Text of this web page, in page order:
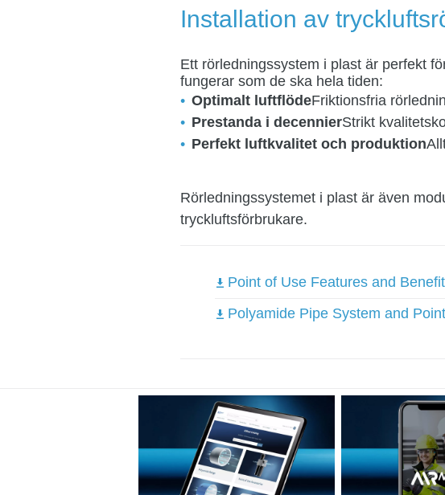
Installation av
Ett rörledningssystem i plast är perfekt
fungerar som de ska hela tiden:
Optimalt luftflödeFriktionsfria
Prestanda i decennierStrikt
Perfekt luftkvalitet och produktion
Rörledningssystemet i plast är även
tryckluftsförbrukare.
Point of Use Features and
Polyamide Pipe System and